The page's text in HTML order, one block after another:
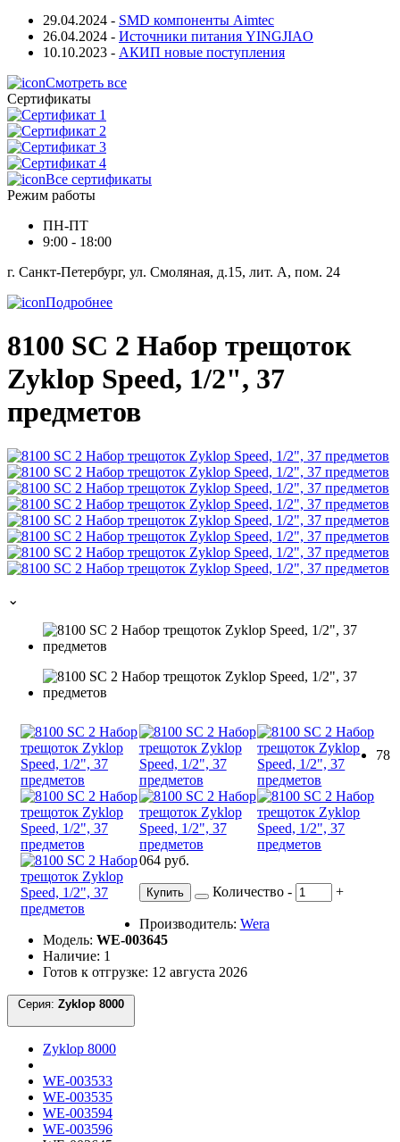
29.04.2024 - SMD компоненты Aimtec
26.04.2024 - Источники питания YINGJIAO
10.10.2023 - АКИП новые поступления
Смотреть все
Сертификаты
Все сертификаты
Режим работы
ПН-ПТ
9:00 - 18:00
г. Санкт-Петербург, ул. Смоляная, д.15, лит. А, пом. 24
Подробнее
8100 SC 2 Набор трещоток
Zyklop Speed, 1/2", 37
предметов
⌄
78
064 руб.
Купить Количество - +
Производитель: Wera
Модель: WE-003645
Наличие: 1
Готов к отгрузке: 12 августа 2026
Серия:
Zyklop 8000
WE-003533
WE-003535
WE-003594
WE-003596